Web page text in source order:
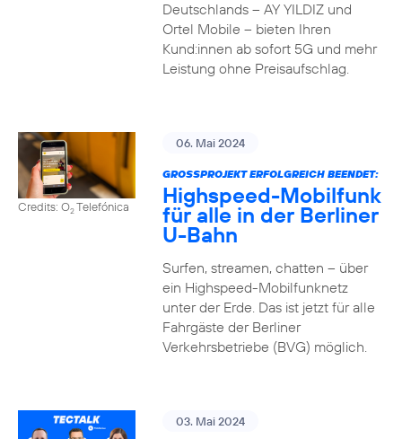
Deutschlands – AY YILDIZ und
Ortel Mobile – bieten Ihren
Kund:innen ab sofort 5G und mehr
Leistung ohne Preisaufschlag.
Credits: O2Telefónica
06. Mai 2024
GROSSPROJEKT ERFOLGREICH BEENDET:
Highspeed-Mobilfunk
für alle in der Berliner
U-Bahn
Surfen, streamen, chatten – über
ein Highspeed-Mobilfunknetz
unter der Erde. Das ist jetzt für alle
Fahrgäste der Berliner
Verkehrsbetriebe (BVG) möglich.
03. Mai 2024